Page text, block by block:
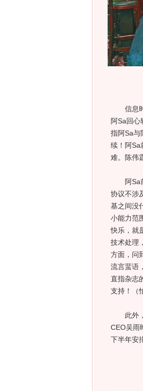
信息时
阿Sa回
指阿Sa与
续！阿Sa
难。陈伟
阿Sa前
协议不涉
基之间没
小能力范
快乐，就
技术处理
方面，问
流言蜚语
直指杂志
支持！（
此外，
CEO吴雨
下半年安